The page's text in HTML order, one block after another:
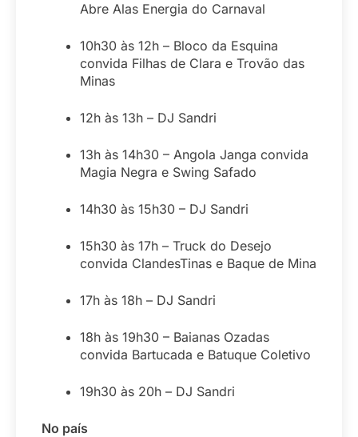
Abre Alas Energia do Carnaval
10h30 às 12h – Bloco da Esquina
convida Filhas de Clara e Trovão das
Minas
12h às 13h – DJ Sandri
13h às 14h30 – Angola Janga convida
Magia Negra e Swing Safado
14h30 às 15h30 – DJ Sandri
15h30 às 17h – Truck do Desejo
convida ClandesTinas e Baque de Mina
17h às 18h – DJ Sandri
18h às 19h30 – Baianas Ozadas
convida Bartucada e Batuque Coletivo
19h30 às 20h – DJ Sandri
No país